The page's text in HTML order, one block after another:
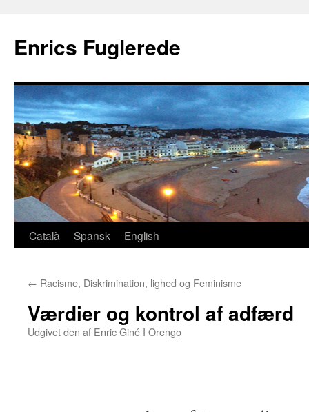
indhold
Enrics Fuglerede
Català Spansk English
← Racisme, Diskrimination, lighed og Feminisme
Værdier og kontrol af adfærd
Udgivet den af Enric Giné I Orengo